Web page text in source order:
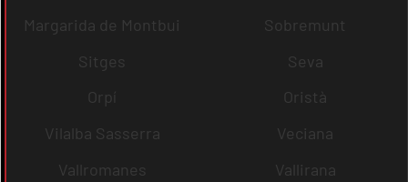
Margarida de Montbui
Sobremunt
Sitges
Seva
Orpí
Oristà
Vilalba Sasserra
Veciana
Vallromanes
Vallirana